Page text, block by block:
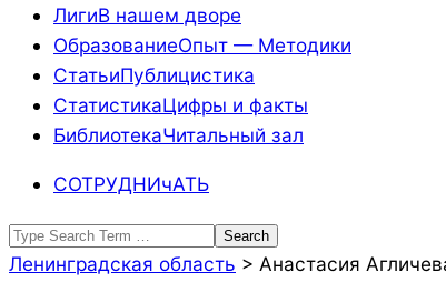
ЛигиВ нашем дворе
ОбразованиеОпыт — Методики
СтатьиПублицистика
СтатистикаЦифры и факты
БиблиотекаЧитальный зал
СОТРУДНИчАТЬ
Search
Ленинградская область > Анастасия